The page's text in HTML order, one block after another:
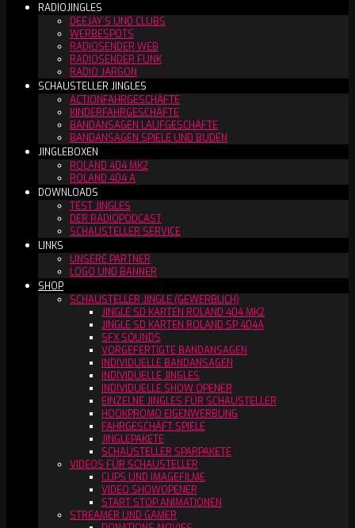
RADIOJINGLES
DEEJAY´S UND CLUBS
WERBESPOTS
RADIOSENDER WEB
RADIOSENDER FUNK
RADIO JARGON
SCHAUSTELLER JINGLES
ACTIONFAHRGESCHÄFTE
KINDERFAHRGESCHÄFTE
BANDANSAGEN LAUFGESCHÄFTE
BANDANSAGEN SPIELE UND BUDEN
JINGLEBOXEN
ROLAND 404 MK2
ROLAND 404 A
DOWNLOADS
TEST JINGLES
DER RADIOPODCAST
SCHAUSTELLER SERVICE
LINKS
UNSERE PARTNER
LOGO UND BANNER
SHOP
SCHAUSTELLER JINGLE (GEWERBLICH)
JINGLE SD KARTEN ROLAND 404 MK2
JINGLE SD KARTEN ROLAND SP 404A
SFX SOUNDS
VORGEFERTIGTE BANDANSAGEN
INDIVIDUELLE BANDANSAGEN
INDIVIDUELLE JINGLES
INDIVIDUELLE SHOW OPENER
EINZELNE JINGLES FÜR SCHAUSTELLER
HOOKPROMO EIGENWERBUNG
FAHRGESCHÄFT SPIELE
JINGLEPAKETE
SCHAUSTELLER SPARPAKETE
VIDEOS FÜR SCHAUSTELLER
CLIPS UND IMAGEFILME
VIDEO SHOWOPENER
START STOP ANIMATIONEN
STREAMER UND GAMER